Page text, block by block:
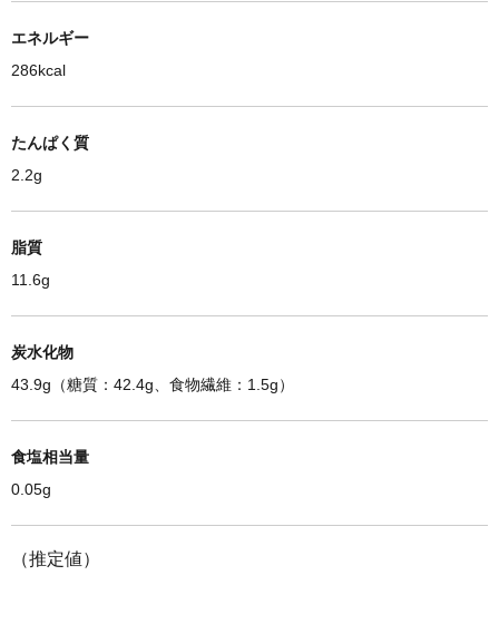
エネルギー
286kcal
たんぱく質
2.2g
脂質
11.6g
炭水化物
43.9g（糖質：42.4g、食物繊維：1.5g）
食塩相当量
0.05g
（推定値）